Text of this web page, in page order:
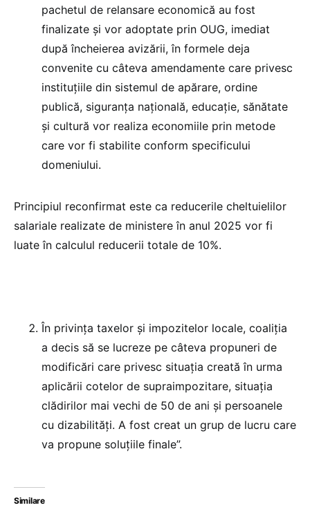
pachetul de relansare economică au fost
finalizate și vor adoptate prin OUG, imediat
după încheierea avizării, în formele deja
convenite cu câteva amendamente care privesc
instituțiile din sistemul de apărare, ordine
publică, siguranța națională, educație, sănătate
și cultură vor realiza economiile prin metode
care vor fi stabilite conform specificului
domeniului.
Principiul reconfirmat este ca reducerile cheltuielilor
salariale realizate de ministere în anul 2025 vor fi
luate în calculul reducerii totale de 10%.
În privința taxelor și impozitelor locale, coaliția
a decis să se lucreze pe câteva propuneri de
modificări care privesc situația creată în urma
aplicării cotelor de supraimpozitare, situația
clădirilor mai vechi de 50 de ani și persoanele
cu dizabilități. A fost creat un grup de lucru care
va propune soluțiile finale”.
Similare